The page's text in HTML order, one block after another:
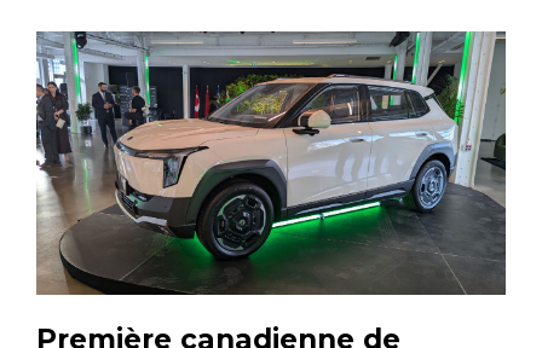
Première canadienne de